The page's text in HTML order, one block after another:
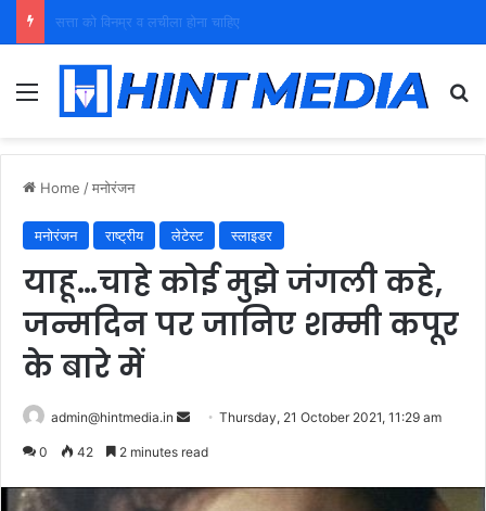
युवा शक्ति को पहचाने बूढ़ा नेतृत्व
Menu
Home /मनोरंजन
मनोरंजन राष्ट्रीय लेटेस्ट स्लाइडर
याहू…चाहे कोई मुझे जंगली कहे,
जन्मदिन पर जानिए शम्मी कपूर
के बारे में
admin@hintmedia.in
SendThursday, 21 October 2021, 11:29 am
0 42 2 minutes read